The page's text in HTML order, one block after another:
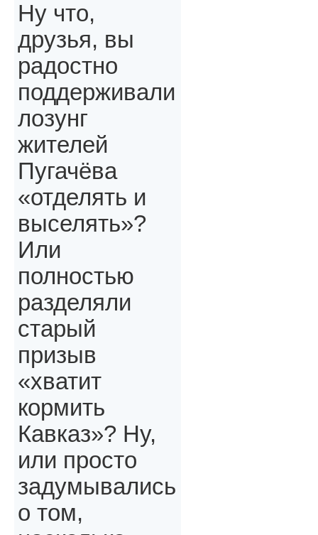
Ну что,
друзья, вы
радостно
поддерживали
лозунг
жителей
Пугачёва
«отделять и
выселять»?
Или
полностью
разделяли
старый
призыв
«хватит
кормить
Кавказ»? Ну,
или просто
задумывались
о том,